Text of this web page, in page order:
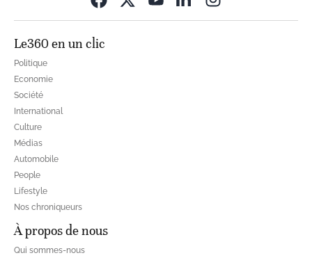
Le360 en un clic
Politique
Economie
Société
International
Culture
Médias
Automobile
People
Lifestyle
Nos chroniqueurs
À propos de nous
Qui sommes-nous